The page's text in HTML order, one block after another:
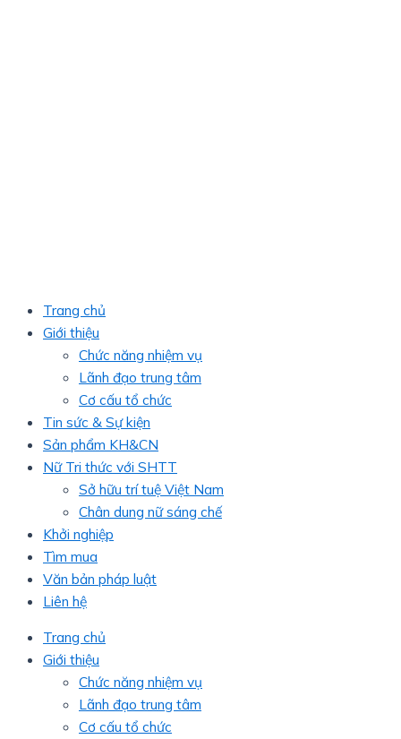
Trang chủ
Giới thiệu
Chức năng nhiệm vụ
Lãnh đạo trung tâm
Cơ cấu tổ chức
Tin sức & Sự kiện
Sản phẩm KH&CN
Nữ Tri thức với SHTT
Sở hữu trí tuệ Việt Nam
Chân dung nữ sáng chế
Khởi nghiệp
Tìm mua
Văn bản pháp luật
Liên hệ
Trang chủ
Giới thiệu
Chức năng nhiệm vụ
Lãnh đạo trung tâm
Cơ cấu tổ chức